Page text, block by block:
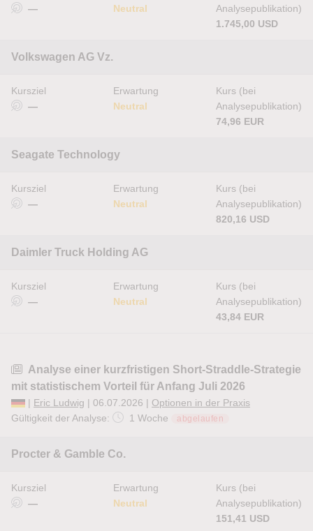
— Neutral
Analysepublikation)
1.745,00 USD
Volkswagen AG Vz.
Kursziel
—
Erwartung
Neutral
Kurs (bei
Analysepublikation)
74,96 EUR
Seagate Technology
Kursziel
—
Erwartung
Neutral
Kurs (bei
Analysepublikation)
820,16 USD
Daimler Truck Holding AG
Kursziel
—
Erwartung
Neutral
Kurs (bei
Analysepublikation)
43,84 EUR
Analyse einer kurzfristigen Short-Straddle-Strategie
mit statistischem Vorteil für Anfang Juli 2026
| Eric Ludwig | 06.07.2026 | Optionen in der Praxis
Gültigkeit der Analyse:
1 Woche abgelaufen
Procter & Gamble Co.
Kursziel
—
Erwartung
Neutral
Kurs (bei
Analysepublikation)
151,41 USD